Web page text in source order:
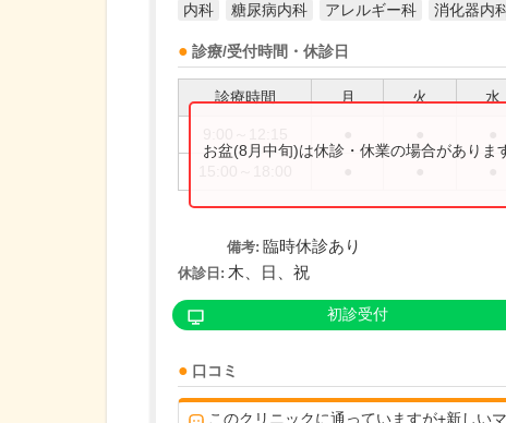
内科 糖尿病内科 アレルギー科 消化器内
診療/受付時間・休診日
診療時間 月 火 水
お盆(8月中旬)は休診・休業の場合がありま
備考: 臨時休診あり
休診日: 木、日、祝
初診受付
口コミ
このクリニックに通っていますが+新しい